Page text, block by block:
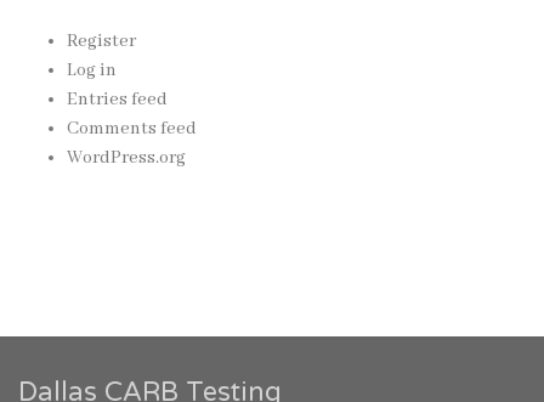
Register
Log in
Entries feed
Comments feed
WordPress.org
Dallas CARB Testing